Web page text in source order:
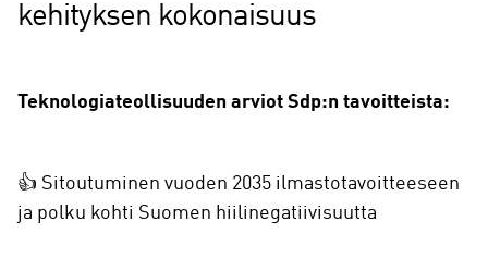
kehityksen kokonaisuus
Teknologiateollisuuden arviot Sdp:n tavoitteista:
👍 Sitoutuminen vuoden 2035 ilmastotavoitteeseen
ja polku kohti Suomen hiilinegatiivisuutta